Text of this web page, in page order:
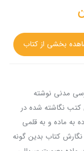
بخشی از کتاب
مدنی نوشته
کتب نگاشته شده در
به ماده و به قلمی
کتاب بدین گونه